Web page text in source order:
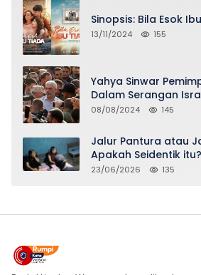
Sinopsis: Bila Esok
13/11/2024 155
Yahya Sinwar
Dalam Serangan
08/08/2024 145
Jalur Pantura atau
Apakah Seidentik itu?
23/06/2026 135